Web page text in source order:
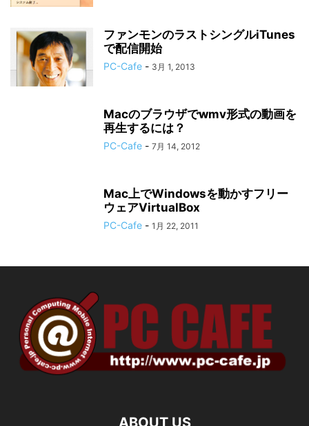
ファンモンのラストシングルiTunes
で配信開始
PC-Cafe - 3月 1, 2013
Macのブラウザでwmv形式の動画を
再生するには？
PC-Cafe - 7月 14, 2012
Mac上でWindowsを動かすフリー
ウェアVirtualBox
PC-Cafe - 1月 22, 2011
ABOUT US